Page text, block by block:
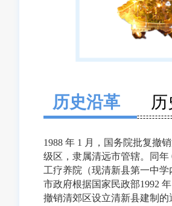
历史沿革
1988 年 1 月，国务院批复撤
级区，隶属清远市管辖。同
工疗养院（现清新县第一中
市政府根据国家民政部1992
撤销清郊区设立清新县建制